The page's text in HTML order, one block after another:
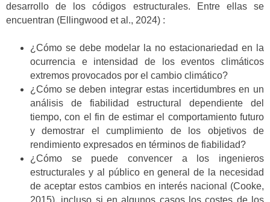
desarrollo de los códigos estructurales. Entre ellas se
encuentran (Ellingwood et al., 2024) :
¿Cómo se debe modelar la no estacionariedad en la
ocurrencia e intensidad de los eventos climáticos
extremos provocados por el cambio climático?
¿Cómo se deben integrar estas incertidumbres en un
análisis de fiabilidad estructural dependiente del
tiempo, con el fin de estimar el comportamiento futuro
y demostrar el cumplimiento de los objetivos de
rendimiento expresados en términos de fiabilidad?
¿Cómo se puede convencer a los ingenieros
estructurales y al público en general de la necesidad
de aceptar estos cambios en interés nacional (Cooke,